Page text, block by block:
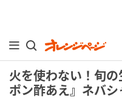
火を使わない！旬
ポン酢あえ』ネバ